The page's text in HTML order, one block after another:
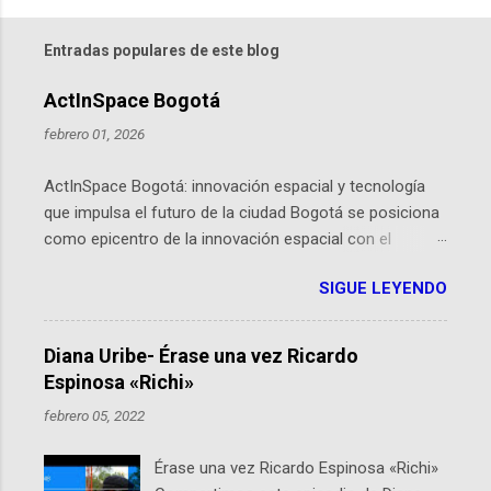
Entradas populares de este blog
ActInSpace Bogotá
febrero 01, 2026
ActInSpace Bogotá: innovación espacial y tecnología
que impulsa el futuro de la ciudad Bogotá se posiciona
como epicentro de la innovación espacial con el
hackathon global que convierte tecnologías de la
Agencia Espacial Europea en soluciones prácticas para
la vida cotidiana. Este evento, organizado por el
Planetario de Bogotá del Idartes y la Universidad de los
Andes, reúne a expertos como el presidente de Airbus
Colombia y líderes del sector aeroespacial para inspirar
por qué importa en Bogotá ActInSpace es una
SIGUE LEYENDO
Diana Uribe- Érase una vez Ricardo
Espinosa «Richi»
febrero 05, 2022
Érase una vez Ricardo Espinosa «Richi»